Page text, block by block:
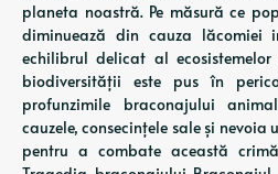
planeta noastră. Pe măsură ce
diminuează din cauza lăcomiei
echilibrul delicat al
biodiversității este pus în
profunzimile braconajului
cauzele, consecințele sale și
pentru a combate această